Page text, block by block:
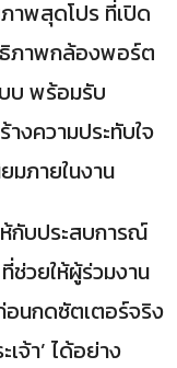
าพสุดโปร ที่เปิด
ธิภาพกล้องพอร์ต
บ พร้อมรับ
ความประทับใจ
มภายในงาน
กับประสบการณ์
วยให้ผู้ร่วมงาน
อนกดซัตเตอร์จริง
จ้า’ ได้อย่าง